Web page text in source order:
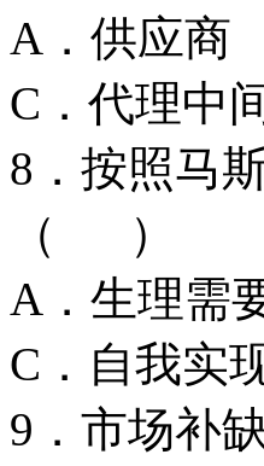
A．
C．
8．按照马
（ ）
A．
C．自
9．市场补